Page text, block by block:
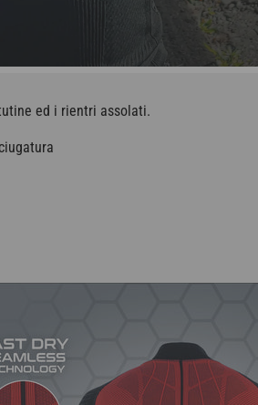
ed i rientri assolati.